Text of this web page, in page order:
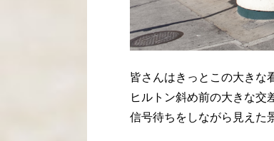
皆さんはきっとこの大きな
ヒルトン斜め前の大きな交
信号待ちをしながら見えた